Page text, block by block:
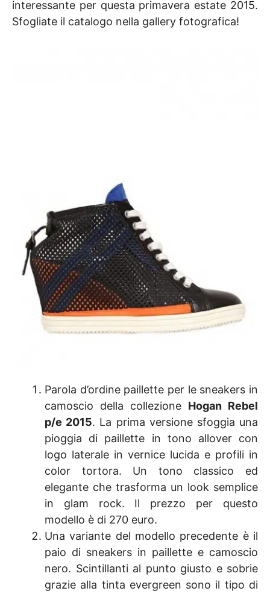
interessante per questa primavera estate 2015.
Sfogliate il catalogo nella gallery fotografica!
Parola d’ordine paillette per le sneakers in
camoscio della collezione Hogan Rebel
p/e 2015. La prima versione sfoggia una
pioggia di paillette in tono allover con
logo laterale in vernice lucida e profili in
color tortora. Un tono classico ed
elegante che trasforma un look semplice
in glam rock. Il prezzo per questo
modello è di 270 euro.
Una variante del modello precedente è il
paio di sneakers in paillette e camoscio
nero. Scintillanti al punto giusto e sobrie
grazie alla tinta evergreen sono il tipo di